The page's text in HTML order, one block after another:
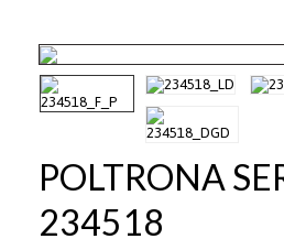
POLTRONA
234518